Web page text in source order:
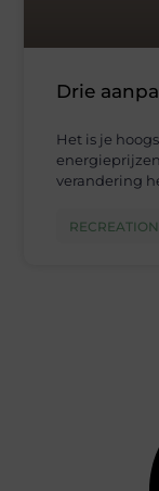
Drie
Het is je
verandering